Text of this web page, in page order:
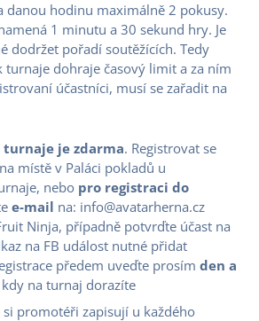
danou hodinu maximálně 2 pokusy.
1 minutu a 30 sekund hry. Je
dodržet pořadí soutěžících. Tedy
turnaje dohraje časový limit a za ním
účastníci, musí se zařadit na
turnaje je zdarma. Registrovat se
místě v Paláci pokladů u
nebo pro registraci do
e-mail na: info@avatarherna.cz
Ninja, případně potvrďte účast na
na FB událost nutné přidat
předem uveďte prosím den a
kdy na turnaj dorazíte
promotéři zapisují u každého